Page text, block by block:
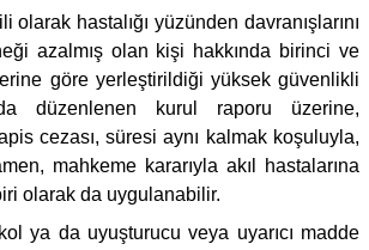
hastalığı yüzünden davranışlarını
azalmış olan kişi hakkında birinci ve
göre yerleştirildiği yüksek güvenlikli
düzenlenen kurul raporu üzerine,
cezası, süresi aynı kalmak koşuluyla,
mahkeme kararıyla akıl hastalarına
olarak da uygulanabilir.
ya da uyuşturucu veya uyarıcı madde